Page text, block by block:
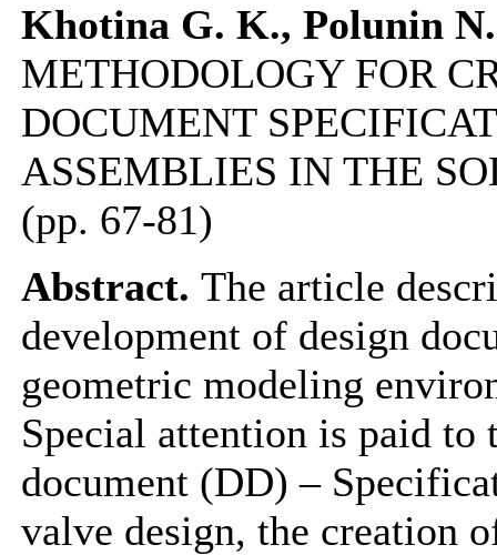
Khotina G. K., Polunin
METHODOLOGY FOR
DOCUMENT
ASSEMBLIES IN THE
(pp. 67-81)
Abstract. The article
development of design
geometric modeling
Special attention is paid to
document (DD) –
valve design, the creation